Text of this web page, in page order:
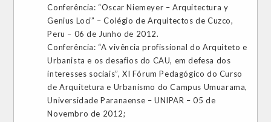
Conferência: “Oscar Niemeyer – Arquitectura y
Genius Loci” – Colégio de Arquitectos de Cuzco,
Peru – 06 de Junho de 2012.
Conferência: “A vivência profissional do Arquiteto e
Urbanista e os desafios do CAU, em defesa dos
interesses sociais”, XI Fórum Pedagógico do Curso
de Arquitetura e Urbanismo do Campus Umuarama,
Universidade Paranaense – UNIPAR – 05 de
Novembro de 2012;